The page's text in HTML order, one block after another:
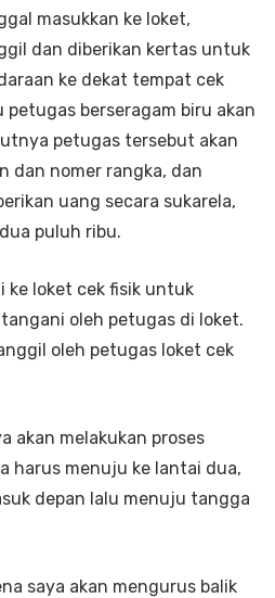
masukkan ke loket,
dan diberikan kertas untuk
ke dekat tempat cek
petugas berseragam biru akan
petugas tersebut akan
dan nomer rangka, dan
uang secara sukarela,
puluh ribu.
ke loket cek fisik untuk
oleh petugas di loket.
oleh petugas loket cek
akan melakukan proses
harus menuju ke lantai dua,
depan lalu menuju tangga
saya akan mengurus balik